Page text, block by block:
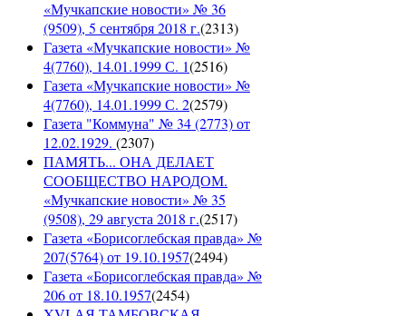
«Мучкапские новости» № 36
(9509), 5 сентября 2018 г.(2313)
Газета «Мучкапские новости» №
4(7760), 14.01.1999 С. 1(2516)
Газета «Мучкапские новости» №
4(7760), 14.01.1999 С. 2(2579)
Газета "Коммуна" № 34 (2773) от
12.02.1929. (2307)
ПАМЯТЬ... ОНА ДЕЛАЕТ
СООБЩЕСТВО НАРОДОМ.
«Мучкапские новости» № 35
(9508), 29 августа 2018 г.(2517)
Газета «Борисоглебская правда» №
207(5764) от 19.10.1957(2494)
Газета «Борисоглебская правда» №
206 от 18.10.1957(2454)